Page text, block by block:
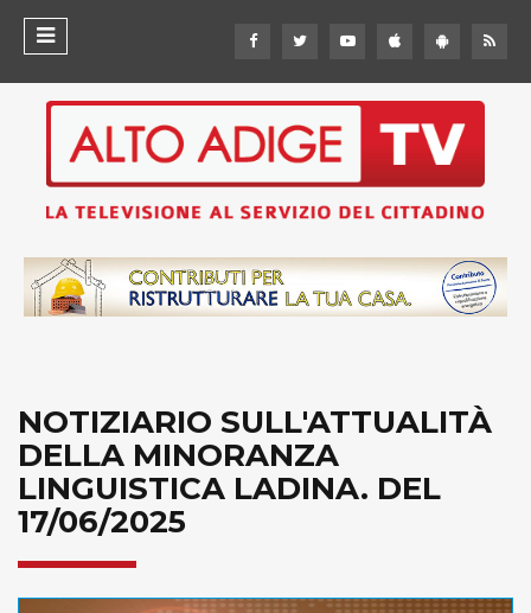
NOTIZIARIO SULL'ATTUALITÀ
DELLA MINORANZA
LINGUISTICA LADINA. DEL
17/06/2025